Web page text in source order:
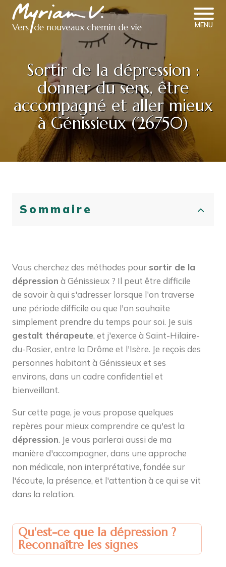
MENU
Sortir de la dépression :
donner du sens, être
accompagné et aller mieux
à Génissieux (26750)
Vous cherchez des méthodes pour sortir de la
dépression à Génissieux ? Il peut être difficile
de savoir à qui s'adresser lorsque l'on traverse
une période difficile ou que l'on souhaite
simplement prendre du temps pour soi. Je suis
gestalt thérapeute, et j'exerce à Saint-Hilaire-
du-Rosier, entre la Drôme et l'Isère. Je reçois des
personnes habitant à Génissieux et ses
environs, dans un cadre confidentiel et
bienveillant.
Sur cette page, je vous propose quelques
repères pour mieux comprendre ce qu'est la
dépression. Je vous parlerai aussi de ma
manière d'accompagner, dans une approche
non médicale, non interprétative, fondée sur
l'écoute, la présence, et l'attention à ce qui se vit
dans la relation.
Qu'est-ce que la dépression ?
Reconnaître les signes
Sommaire